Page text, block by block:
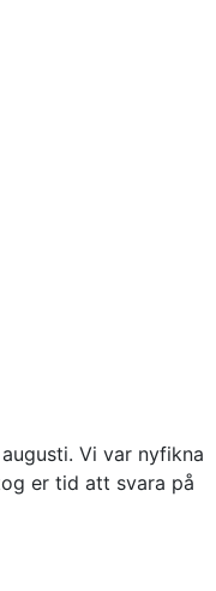
Vi var nyfikna
er tid att svara på